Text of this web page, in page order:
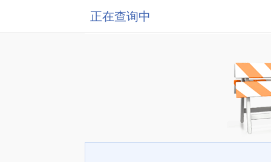
正在查询中